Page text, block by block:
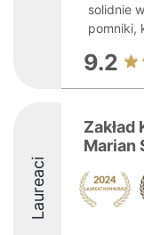
solidnie
pomniki,
9.2
Laureaci
Marian